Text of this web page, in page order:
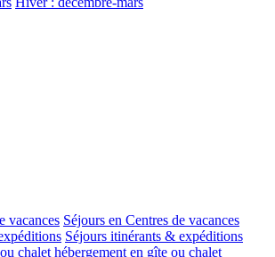
vacances Séjours en Centres de vacances
Séjours itinérants & expéditions
chalet hébergement en gîte ou chalet